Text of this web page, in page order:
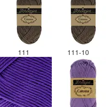
111 111-10